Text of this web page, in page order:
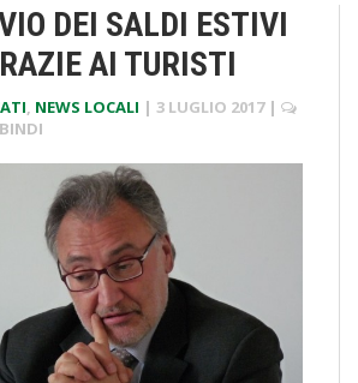
DEI SALDI ESTIVI
AI TURISTI
, NEWS LOCALI | 3 LUGLIO 2017 |
BINDI